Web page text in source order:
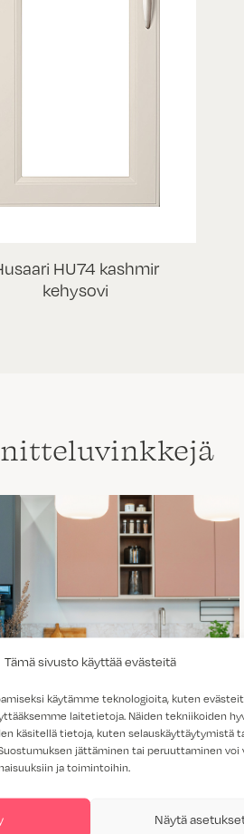
Tämä sivusto käyttää evästeitä
käytämme teknologioita, kuten
laitetietoja. Näiden tekniikoiden
käsitellä tietoja, kuten selauskäyttäytymistä
jättäminen tai peruuttaminen voi
ja toimintoihin.
Näytä
HU74 kashmir
kehysovi
– näyttävää, sävykästä ja